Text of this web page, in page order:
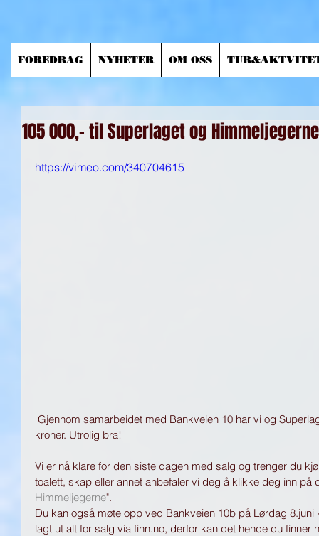
FOREDRAG NYHETER OM OSS
105 000,- til Superlaget og Himmeljegerne
https://vimeo.com/340704615
kroner. Utrolig bra!
Vi er nå klare for den siste dagen med salg og trenger du
toalett, skap eller annet anbefaler vi deg å klikke deg inn på
Himmeljegerne".
Du kan også møte opp ved Bankveien 10b på Lørdag
lagt ut alt for salg via finn.no, derfor kan det hende du